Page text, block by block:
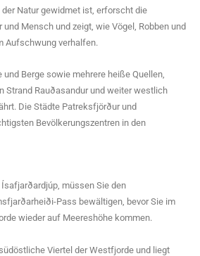
Natur gewidmet ist, erforscht die
Mensch und zeigt, wie Vögel, Robben und
Aufschwung verhalfen.
und Berge sowie mehrere heiße Quellen,
Strand Rauðasandur und weiter westlich
Die Städte Patreksfjörður und
Bevölkerungszentren in den
müssen Sie den
Pass bewältigen, bevor Sie im
wieder auf Meereshöhe kommen.
Viertel der Westfjorde und liegt